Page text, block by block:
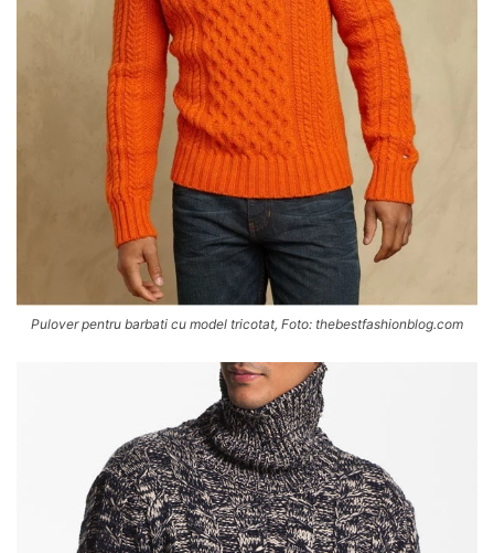
Pulover pentru barbati cu model tricotat, Foto: thebestfashionblog.com